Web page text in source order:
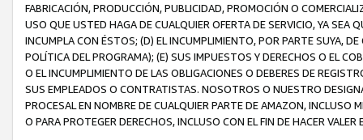
FABRICACIÓN, PRODUCCIÓN, PUBLICIDAD, PROMOCIÓN O
USO QUE USTED HAGA DE CUALQUIER OFERTA DE SERVICIO, YA SEA
INCUMPLA CON ÉSTOS; (D) EL INCUMPLIMIENTO, POR PARTE SUYA,
POLÍTICA DEL PROGRAMA); (E) SUS IMPUESTOS Y DERECHOS O EL
O EL INCUMPLIMIENTO DE LAS OBLIGACIONES O DEBERES DE
SUS EMPLEADOS O CONTRATISTAS. NOSOTROS O NUESTRO
PROCESAL EN NOMBRE DE CUALQUIER PARTE DE AMAZON, INCLUSO
O PARA PROTEGER DERECHOS, INCLUSO CON EL FIN DE HACER VALER